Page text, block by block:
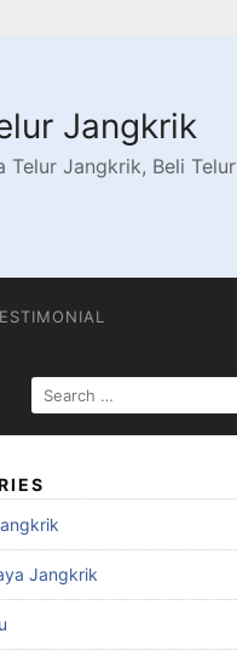
Jangkrik
Telur Jangkrik, Beli Telur
SEARCH
FOR:
Jangkrik